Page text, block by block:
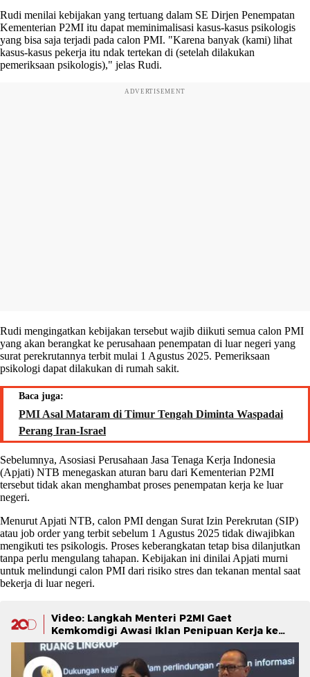
Rudi menilai kebijakan yang tertuang dalam SE Dirjen Penempatan
Kementerian P2MI itu dapat meminimalisasi kasus-kasus psikologis
yang bisa saja terjadi pada calon PMI. "Karena banyak (kami) lihat
kasus-kasus pekerja itu ndak tertekan di (setelah dilakukan
pemeriksaan psikologis)," jelas Rudi.
ADVERTISEMENT
Rudi mengingatkan kebijakan tersebut wajib diikuti semua calon PMI
yang akan berangkat ke perusahaan penempatan di luar negeri yang
surat perekrutannya terbit mulai 1 Agustus 2025. Pemeriksaan
psikologi dapat dilakukan di rumah sakit.
Baca juga:
PMI Asal Mataram di Timur Tengah Diminta Waspadai
Perang Iran-Israel
Sebelumnya, Asosiasi Perusahaan Jasa Tenaga Kerja Indonesia
(Apjati) NTB menegaskan aturan baru dari Kementerian P2MI
tersebut tidak akan menghambat proses penempatan kerja ke luar
negeri.
Menurut Apjati NTB, calon PMI dengan Surat Izin Perekrutan (SIP)
atau job order yang terbit sebelum 1 Agustus 2025 tidak diwajibkan
mengikuti tes psikologis. Proses keberangkatan tetap bisa dilanjutkan
tanpa perlu mengulang tahapan. Kebijakan ini dinilai Apjati murni
untuk melindungi calon PMI dari risiko stres dan tekanan mental saat
bekerja di luar negeri.
Video: Langkah Menteri P2MI Gaet
Kemkomdigi Awasi Iklan Penipuan Kerja ke
Luar Negeri